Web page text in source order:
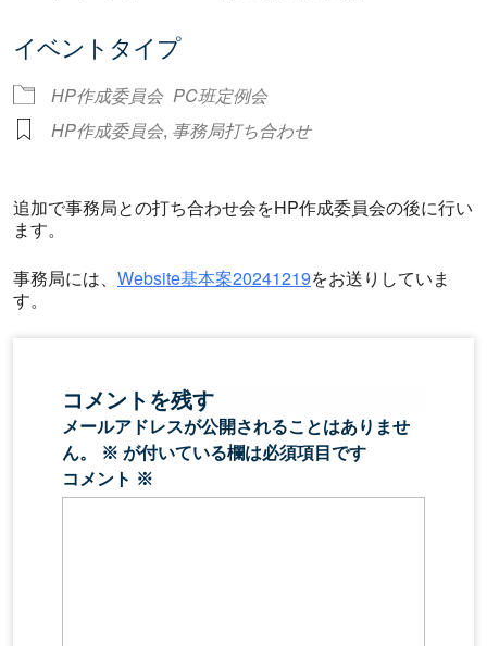
イベントタイプ
HP作成委員会 PC班定例会
HP作成委員会, 事務局打ち合わせ
追加で事務局との打ち合わせ会をHP作成委員会の後に行い
ます。
事務局には、 Website基本案20241219をお送りしていま
す。
コメントを残す
メールアドレスが公開されることはありませ
ん。
※ が付いている欄は必須項目です
コメント ※